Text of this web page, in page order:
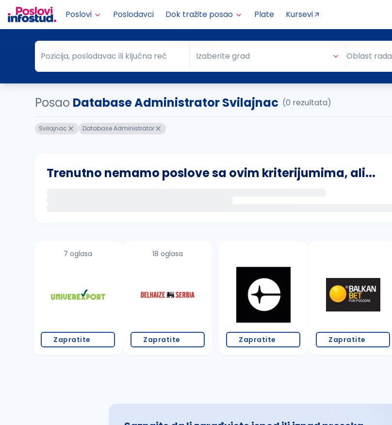
Poslovi Poslodavci Dok tražite posao Plate Kursevi
Pozicija, poslodavac ili ključna reč
Pozicija, poslodavac ili ključna reč Grad
Izaberite grad Oblast rada
Posao Database Administrator Svilajnac (0 rezultata)
Svilajnac Database Administrator
Trenutno nemamo poslove sa ovim kriterijumima, ali...
proverite pravopisne greške (koristite č, ć, š, đ, ž, dž)
7 oglasa
Zapratite
18 oglasa
Zapratite Zapratite Zapratite